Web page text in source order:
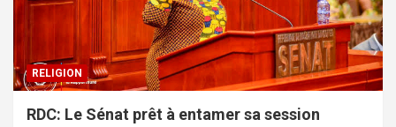
RELIGION
RDC: Le Sénat prêt à entamer sa session